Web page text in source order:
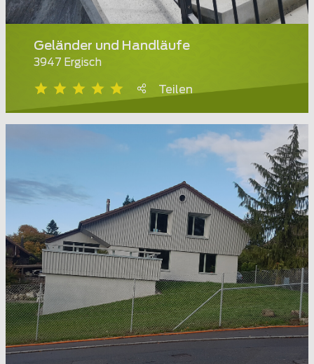
Geländer und Handläufe
3947 Ergisch
Teilen